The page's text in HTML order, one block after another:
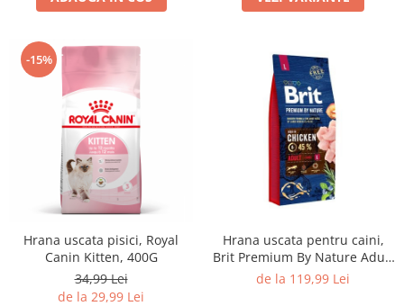
-15%
Hrana uscata pisici, Royal
Canin Kitten, 400G
34,99 Lei
de la 29,99 Lei
Hrana uscata pentru caini,
Brit Premium By Nature Adult
L, 15 Kg
de la 119,99 Lei